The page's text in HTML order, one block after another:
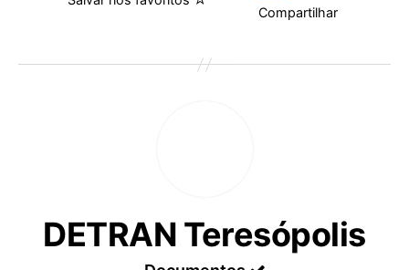
Compartilhar
DETRAN Teresópolis